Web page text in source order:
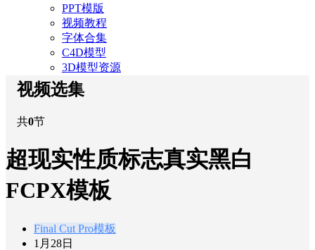
PPT模版
视频教程
字体合集
C4D模型
3D模型资源
视频选集
共0节
超现实性质标志真实黑白
FCPX模板
Final Cut Pro模板
1月28日